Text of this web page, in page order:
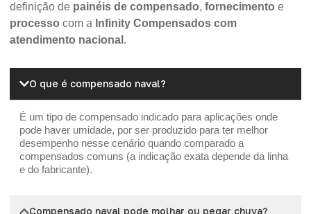
definição de painéis de compensado, fornecimento e
processo com a Infinity Compensados com
atendimento nacional .
O que é compensado naval?
É um tipo de compensado indicado para aplicações onde
pode haver umidade, por ser produzido para ter melhor
desempenho nesse cenário quando comparado a
compensados comuns (a indicação exata depende da linha
e do fabricante).
Compensado naval pode molhar ou pegar chuva?